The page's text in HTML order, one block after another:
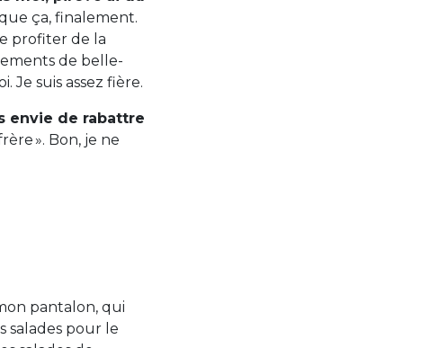
ça, finalement.
profiter de la
de belle-
Je suis assez fière.
envie de rabattre
». Bon, je ne
pantalon, qui
salades pour le